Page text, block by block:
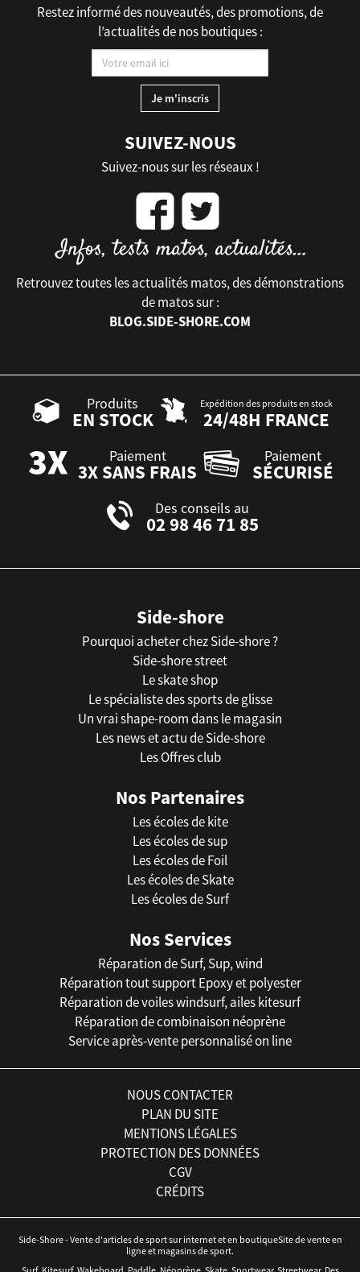
Restez informé des nouveautés, des promotions, de
l’actualités de nos boutiques :
SUIVEZ-NOUS
Suivez-nous sur les réseaux !
Retrouvez toutes les actualités matos, des démonstrations
de matos sur :
BLOG.SIDE-SHORE.COM
Produits
EN STOCK
Expédition des produits en stock
24/48H FRANCE
Paiement
3X SANS FRAIS
Paiement
SÉCURISÉ
Des conseils au
02 98 46 71 85
Side-shore
Pourquoi acheter chez Side-shore ?
Side-shore street
Le skate shop
Le spécialiste des sports de glisse
Un vrai shape-room dans le magasin
Les news et actu de Side-shore
Les Offres club
Nos Partenaires
Les écoles de kite
Les écoles de sup
Les écoles de Foil
Les écoles de Skate
Les écoles de Surf
Nos Services
Réparation de Surf, Sup, wind
Réparation tout support Epoxy et polyester
Réparation de voiles windsurf, ailes kitesurf
Réparation de combinaison néoprène
Service après-vente personnalisé on line
NOUS CONTACTER
PLAN DU SITE
MENTIONS LÉGALES
PROTECTION DES DONNÉES
CGV
CRÉDITS
Side-Shore - Vente d'articles de sport sur internet et en boutiqueSite de vente en
ligne et magasins de sport.